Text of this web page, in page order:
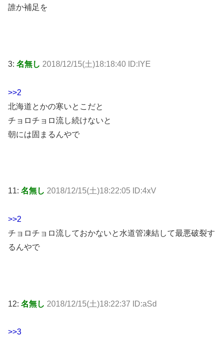
誰か補足を
3: 名無し 2018/12/15(土)18:18:40 ID:IYE
>>2
北海道とかの寒いとこだと
チョロチョロ流し続けないと
朝には固まるんやで
11: 名無し 2018/12/15(土)18:22:05 ID:4xV
>>2
チョロチョロ流しておかないと水道管凍結して最悪破裂す
るんやで
12: 名無し 2018/12/15(土)18:22:37 ID:aSd
>>3